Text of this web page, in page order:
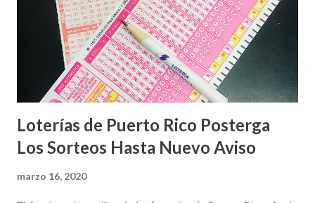
Loterías de Puerto Rico Posterga
Los Sorteos Hasta Nuevo Aviso
marzo 16, 2020